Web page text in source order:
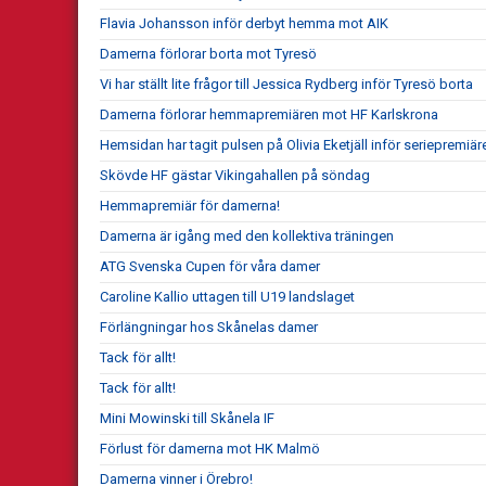
Flavia Johansson inför derbyt hemma mot AIK
Damerna förlorar borta mot Tyresö
Vi har ställt lite frågor till Jessica Rydberg inför Tyresö borta
Damerna förlorar hemmapremiären mot HF Karlskrona
Hemsidan har tagit pulsen på Olivia Eketjäll inför
Skövde HF gästar Vikingahallen på söndag
Hemmapremiär för damerna!
Damerna är igång med den kollektiva träningen
ATG Svenska Cupen för våra damer
Caroline Kallio uttagen till U19 landslaget
Förlängningar hos Skånelas damer
Tack för allt!
Tack för allt!
Mini Mowinski till Skånela IF
Förlust för damerna mot HK Malmö
Damerna vinner i Örebro!